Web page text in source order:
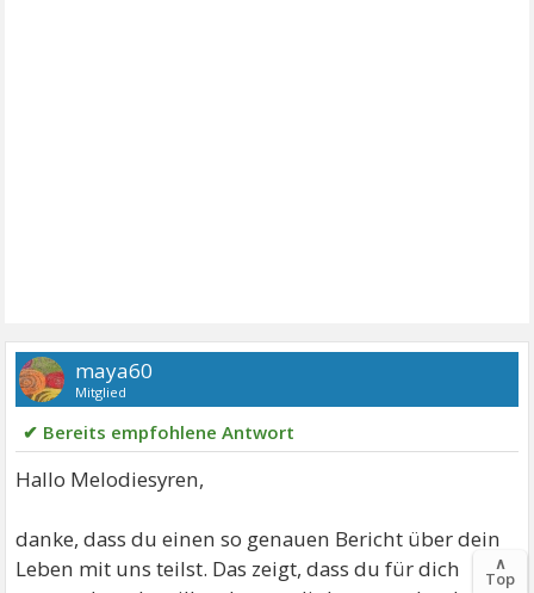
maya60
Mitglied
✔ Bereits empfohlene Antwort
Hallo Melodiesyren,
danke, dass du einen so genauen Bericht über dein
Leben mit uns teilst. Das zeigt, dass du für dich
∧
Top